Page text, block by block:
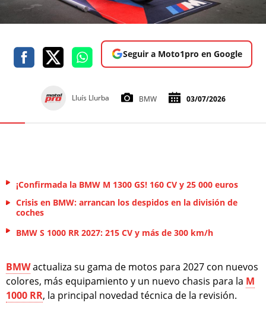
Seguir a Moto1pro en Google
Lluís Llurba BMW 03/07/2026
¡Confirmada la BMW M 1300 GS! 160 CV y 25 000 euros
Crisis en BMW: arrancan los despidos en la división de
coches
BMW S 1000 RR 2027: 215 CV y más de 300 km/h
BMWactualiza su gama de motos para 2027 con nuevos
colores, más equipamiento y un nuevo chasis para la M
1000 RR, la principal novedad técnica de la revisión.